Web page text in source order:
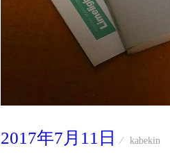
2017年7月11日 kabekin